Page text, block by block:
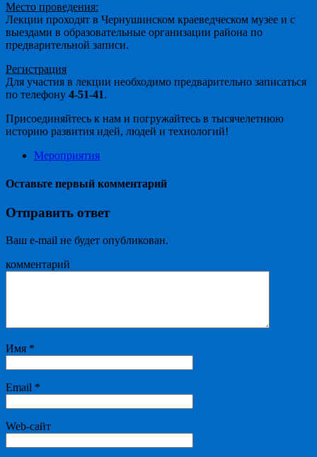
Место проведения:
Лекции проходят в Чернушинском краеведческом музее и с
выездами в образовательные организации района по
предварительной записи.
Регистрация
Для участия в лекции необходимо предварительно записаться
по телефону 4-51-41.
Присоединяйтесь к нам и погружайтесь в тысячелетнюю
историю развития идей, людей и технологий!
Мероприятия
Оставьте первый комментарий
Отправить ответ
Ваш e-mail не будет опубликован.
комментарий
Имя *
Email *
Web-сайт